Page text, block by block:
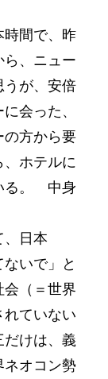
間で、昨
ら、ニュー
うが、安倍
会った、
の方から要
ホテルに
る。 中身
、日本
いで」と
（＝世界
ていない
けは、義
オコン勢